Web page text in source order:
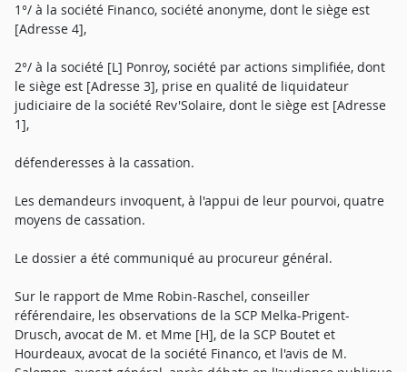
1°/ à la société Financo, société anonyme, dont le siège est
[Adresse 4],
2°/ à la société [L] Ponroy, société par actions simplifiée, dont
le siège est [Adresse 3], prise en qualité de liquidateur
judiciaire de la société Rev'Solaire, dont le siège est [Adresse
1],
défenderesses à la cassation.
Les demandeurs invoquent, à l'appui de leur pourvoi, quatre
moyens de cassation.
Le dossier a été communiqué au procureur général.
Sur le rapport de Mme Robin-Raschel, conseiller
référendaire, les observations de la SCP Melka-Prigent-
Drusch, avocat de M. et Mme [H], de la SCP Boutet et
Hourdeaux, avocat de la société Financo, et l'avis de M.